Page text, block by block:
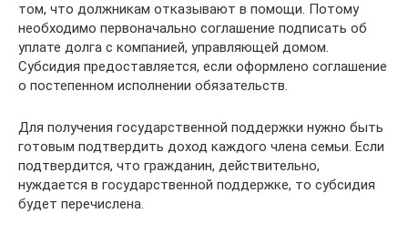
том, что должникам отказывают в помощи. Потому
необходимо первоначально соглашение подписать об
уплате долга с компанией, управляющей домом.
Субсидия предоставляется, если оформлено соглашение
о постепенном исполнении обязательств.
Для получения государственной поддержки нужно быть
готовым подтвердить доход каждого члена семьи. Если
подтвердится, что гражданин, действительно,
нуждается в государственной поддержке, то субсидия
будет перечислена.